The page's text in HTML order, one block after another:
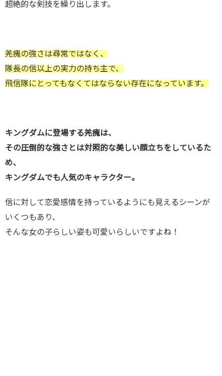
超絶的な剣技を繰り出します。
羌瘣の強さは尋常ではなく、
隊長の信以上の実力の持ち主で、
飛信隊にとってもなくてはならない存在になっています。
キングダムに登場する羌瘣は、
その圧倒的な強さとは対照的な美しい顔立ちをしているた
め、
キングダムでも人気のキャラクター。
信に対して恋愛感情を持っているようにも見えるシーンが
いくつもあり、
そんな女の子らしい姿も可愛いらしいですよね！